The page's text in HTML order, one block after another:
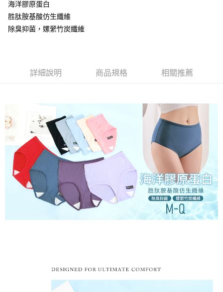
流程，驗證手機門號後，選擇欲分期的期數、繳款截止日，確認付款後即完
成交易。
4.訂單成立30分鐘內，如未前往確認交易或遇審核未通過，訂單將自動取
1.分期款項不併入電信帳單，「大哥付你分期」於每月結算日後寄送繳費提
醒簡訊。
【注意事項】
1.本服務係由「台灣大哥大股份有限公司」（以下簡稱本公司）所提供，讓
用戶於交易時，得透過本服務購買商品或服務，並由商店將買賣／分期付款
買賣價金債權讓與本公司後，依約使用本公司帳單繳交帳款。
2.基於同意付款使用「大哥付你分期」之契約關係目的，商店將以您的個人
資料（包含姓名、電話或地址）提供予台灣大哥大進項蒐集、處理及利用，
由本公司與您本人進行分期帳單所需資料之確認、核對及更正。
3.完整用戶服務條款，請詳閱以下連結：
https://oppay.tw/userRule
【關於「AFTEE先享後付」】
AFTEE先享後付是「在收到商品之後才付款」的支付方式。 讓您購物簡單
便利好安心！
【「AFTEE先享後付」結帳流程】
３．收到繳費通知簡訊後14天內，點擊此簡訊中的連結，可透過四大超商／
ATM／網路銀行／等多元方式進行付款，方視為交易完成。
※ 請注意：結帳手續完成當下不需立刻繳費，但若您需要取消訂單，請聯絡
購買商品的店家。未經商家同意取消之訂單仍視為有效，需透過AFTEE先享
後付繳納相關費用。
※ 交易是否成功請以「AFTEE先享後付 」之結帳頁面顯示為準，若有關於
是否繳費成功／繳費後需取消欲退款等相關疑問，請聯繫「AFTEE先享後付
客戶支援中心」
https://netprotections.freshdesk.com/support/home
【注意事項】
１．透過由恩沛科技股份有限公司提供之「AFTEE先享後付」服務完成之交
易，需依本服務之必要範圍內提供個人資料，並將交易相關給付款項請求債
４．使用「AFTEE先享後付」時，將依據個別帳號之用戶狀況，依本公司即
時審查核予不同之上限額度；若仍有額度不足之情形，本公司將視審查結果
請求用戶進行身份認證。
Hami Point
相關說明
全家取貨付款
每筆NT$80，滿NT$499(含以上)免運費
付款後全家取貨
每筆NT$80，滿NT$499(含以上)免運費
萊爾富取貨付款
每筆NT$80，滿NT$799(含以上)免運費
付款後萊爾富取貨
付款後7-11取貨
每筆NT$80，滿NT$799(含以上)免運費
海洋膠原蛋白
胜肽胺基酸仿生纖維
除臭抑菌，嫘縈竹炭纖維
詳細說明 商品規格 相關推薦